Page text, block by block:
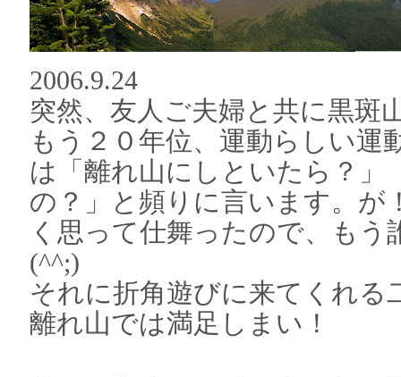
2006.9.24
突然、友人ご夫婦と共に黒斑
もう２０年位、運動らしい運
は「離れ山にしといたら？」
の？」と頻りに言います。が
く思って仕舞ったので、も
(^^;)
それに折角遊びに来てくれる
離れ山では満足しまい！